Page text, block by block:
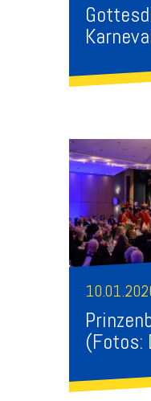
(Fotos: